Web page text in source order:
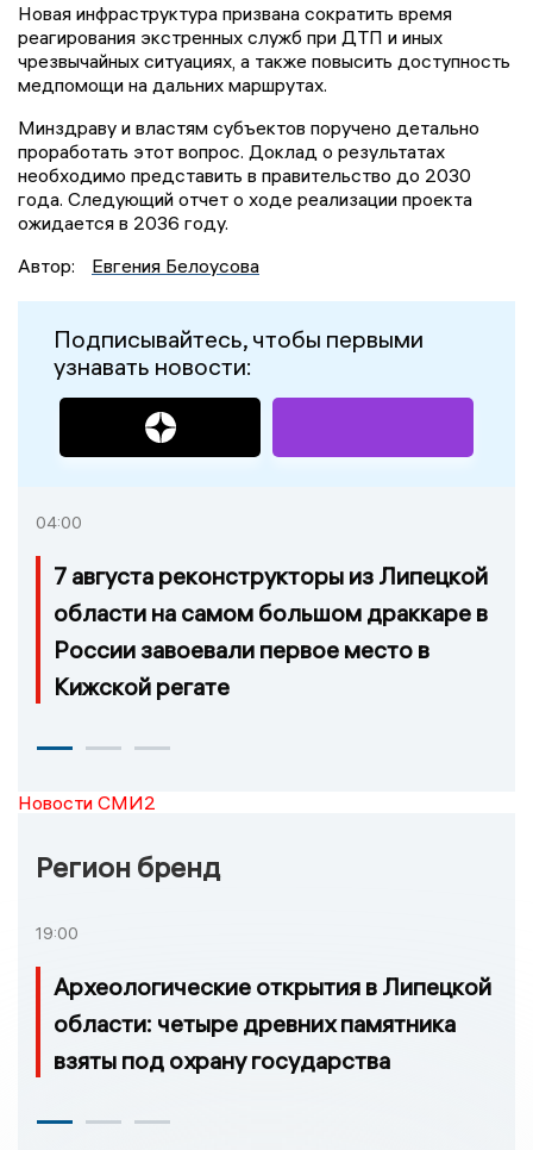
Новая инфраструктура призвана сократить время
реагирования экстренных служб при ДТП и иных
чрезвычайных ситуациях, а также повысить доступность
медпомощи на дальних маршрутах.
Минздраву и властям субъектов поручено детально
проработать этот вопрос. Доклад о результатах
необходимо представить в правительство до 2030
года. Следующий отчет о ходе реализации проекта
ожидается в 2036 году.
Автор:
Евгения Белоусова
Подписывайтесь, чтобы первыми
узнавать новости:
04:00
7 августа реконструкторы из Липецкой
области на самом большом драккаре в
России завоевали первое место в
Кижской регате
Новости СМИ2
Регион бренд
19:00
Археологические открытия в Липецкой
области: четыре древних памятника
взяты под охрану государства